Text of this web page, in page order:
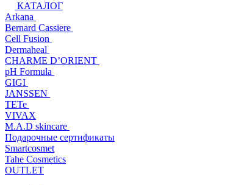
КАТАЛОГ
Arkana
Bernard Cassiere
Cell Fusion
Dermaheal
CHARME D’ORIENT
pH Formula
GIGI
JANSSEN
TETe
VIVAX
M.A.D skincare
Подарочные сертификаты
Smartcosmet
Tahe Cosmetics
OUTLET